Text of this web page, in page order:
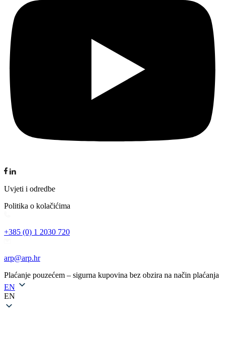
Uvjeti i odredbe
Politika o kolačićima
+385 (0) 1 2030 720
arp@arp.hr
Plaćanje pouzećem – sigurna kupovina bez obzira na način plaćanja
EN
EN